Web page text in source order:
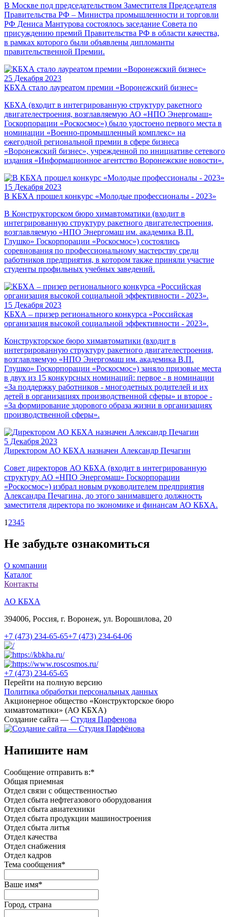
В Москве под председательством Заместителя Председателя
Правительства РФ – Министра промышленности и торговли
РФ Дениса Мантурова состоялось заседание Совета по
присуждению премий Правительства РФ в области качества,
в рамках которого были объявлены дипломанты
правительственной Премии.
25 Декабря 2023
КБХА стало лауреатом премии «Воронежский бизнес»
КБХА (входит в интегрированную структуру ракетного
двигателестроения, возглавляемую АО «НПО Энергомаш»
Госкорпорации «Роскосмос») было удостоено первого места в
номинации «Военно-промышленный комплекс» на
ежегодной региональной премии в сфере бизнеса
«Воронежский бизнес», учрежденной по инициативе сетевого
издания «Информационное агентство Воронежские новости».
15 Декабря 2023
В КБХА прошел конкурс «Молодые профессионалы - 2023»
В Конструкторском бюро химавтоматики (входит в
интегрированную структуру ракетного двигателестроения,
возглавляемую «НПО Энергомаш им. академика В.П.
Глушко» Госкорпорации «Роскосмос») состоялись
соревнования по профессиональному мастерству среди
работников предприятия, в котором также приняли участие
студенты профильных учебных заведений.
15 Декабря 2023
КБХА – призер регионального конкурса «Российская
организация высокой социальной эффективности - 2023».
Конструкторское бюро химавтоматики (входит в
интегрированную структуру ракетного двигателестроения,
возглавляемую «НПО Энергомаш им. академика В.П.
Глушко» Госкорпорации «Роскосмос») заняло призовые места
в двух из 15 конкурсных номинаций: первое - в номинации
«За поддержку работников - многодетных родителей и их
детей в организациях производственной сферы» и второе -
«За формирование здорового образа жизни в организациях
производственной сферы».
5 Декабря 2023
Директором АО КБХА назначен Александр Печагин
Совет директоров АО КБХА (входит в интегрированную
структуру АО «НПО Энергомаш» Госкорпорации
«Роскосмос») избрал новым руководителем предприятия
Александра Печагина, до этого занимавшего должность
заместителя директора по экономике и финансам АО КБХА.
1 2345
Не забудьте ознакомиться
О компании
Каталог
Контакты
АО КБХА
394006, Россия, г. Воронеж, ул. Ворошилова, 20
+7 (473) 234-65-65+7 (473) 234-64-06
+7 (473) 234-65-65
Перейти на полную версию
Политика обработки персональных данных
Акционерное общество «Конструкторское бюро
химавтоматики» (АО КБХА)
Создание сайта — Студия Парфенова
Напишите нам
Сообщение отправить в:*
Общая приемная
Отдел связи с общественностью
Oтдел сбыта нефтегазового оборудования
Отдел сбыта авиатехники
Отдел сбыта продукции машиностроения
Отдел сбыта литья
Отдел качества
Oтдел снабжения
Отдел кадров
Тема сообщения*
Ваше имя*
Город, страна